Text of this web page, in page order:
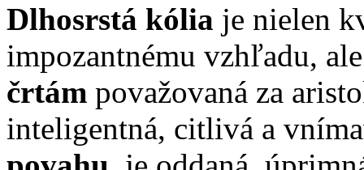
Dlhosrstá kólia je nielen
impozantnému vzhľadu,
črtám považovaná za
inteligentná, citlivá a